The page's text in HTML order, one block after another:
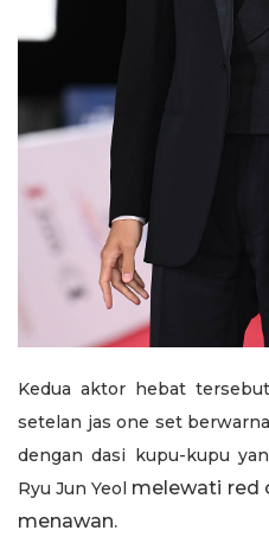
Kedua aktor hebat
setelan jas one set
dengan dasi kupu-kupu
Ryu Jun Yeol melewati red
menawan.